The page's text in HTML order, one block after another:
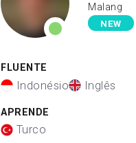
Malang
NEW
FLUENTE
Indonésio Inglês
APRENDE
Turco